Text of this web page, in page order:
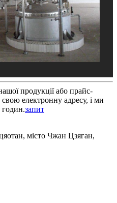
продукції або прайс-
електронну адресу, і ми
годин.запит
місто Чжан Цзяган,